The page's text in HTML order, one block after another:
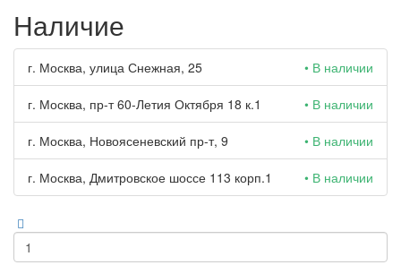
Наличие
г. Москва, улица Снежная, 25 • В наличии
г. Москва, пр-т 60-Летия Октября 18 к.1 • В наличии
г. Москва, Новоясеневский пр-т, 9 • В наличии
г. Москва, Дмитровское шоссе 113 корп.1 • В наличии